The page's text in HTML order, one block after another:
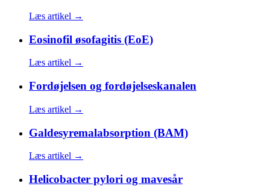
Læs artikel →
Eosinofil øsofagitis (EoE)
Læs artikel →
Fordøjelsen og fordøjelseskanalen
Læs artikel →
Galdesyremalabsorption (BAM)
Læs artikel →
Helicobacter pylori og mavesår